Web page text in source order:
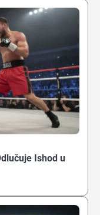
Ishod u